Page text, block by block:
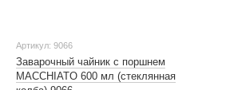
Артикул: 9066
Заварочный чайник с поршнем
MACCHIATO 600 мл (стеклянная